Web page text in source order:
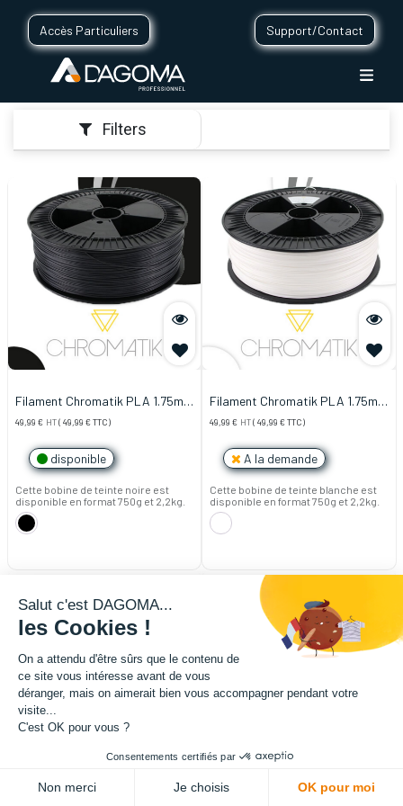
Accès Particuliers Support/Contact
Filters
Filament Chromatik PLA 1.75mm
- Noir (2,2kg)
49,99 € HT( 49,99 €TTC)
disponible
Cette bobine de teinte noire est
disponible en format 750g et 2,2kg.
Filament Chromatik PLA 1.75mm
- Blanc (2,2kg)
49,99 € HT( 49,99 €TTC)
A la demande
Cette bobine de teinte blanche est
disponible en format 750g et 2,2kg.
Filament Chromatik PLA 1.75mm
Filament Chromatik PLA 1.75mm
Salut c'est DAGOMA...
les Cookies !
On a attendu d'être sûrs que le contenu de
ce site vous intéresse avant de vous
déranger, mais on aimerait bien vous accompagner pendant votre
visite...
C'est OK pour vous ?
Consentements certifiés par
Non merci Je choisis OK pour moi